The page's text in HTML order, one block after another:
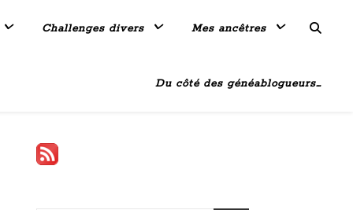
Challenges divers Mes ancêtres
Du côté des généablogueurs…